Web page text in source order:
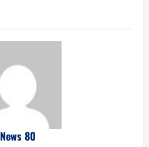
News 80